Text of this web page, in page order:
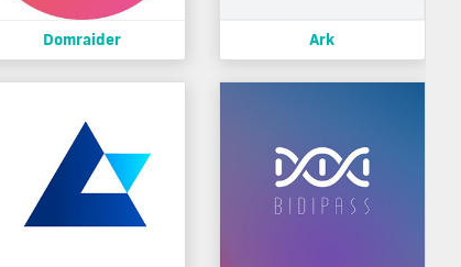
Domraider Ark